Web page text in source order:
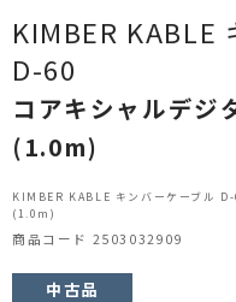
スピーカー
オーディオアクセサリー
ヘッドフォン・イヤホン
オーディオその他
KIMBER KABLE
D-60
コアキシャルデジ
(1.0m)
KIMBER KABLE キンバーケーブル
(1.0m)
商品コード 2503032909
中古品